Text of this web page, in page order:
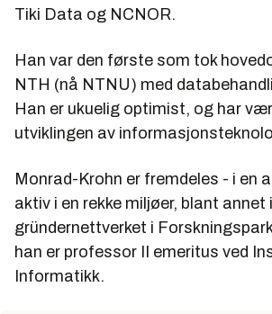
Tiki Data og NCNOR.
Han var den første som tok
NTH (nå NTNU) med
Han er ukuelig optimist, og har
utviklingen av
Monrad-Krohn er fremdeles - i en
aktiv i en rekke miljøer, blant annet i
gründernettverket i
han er professor II emeritus ved
Informatikk.